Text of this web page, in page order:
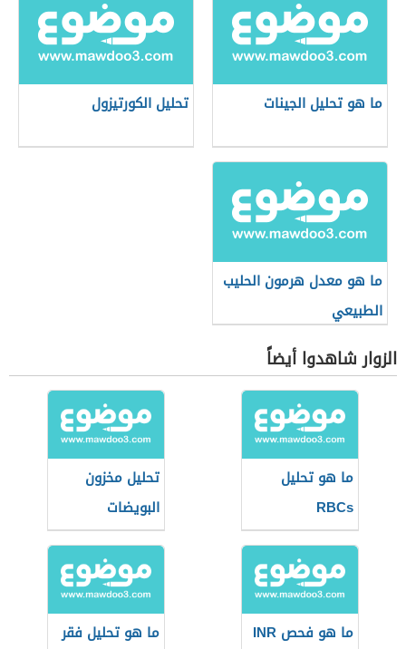
ما هو تحليل الجينات تحليل الكورتيزول
ما هو معدل هرمون الحليب
الطبيعي
الزوار شاهدوا أيضاً
ما هو تحليل
RBCs
تحليل مخزون
البويضات
ما هو فحص INR
ما هو تحليل فقر